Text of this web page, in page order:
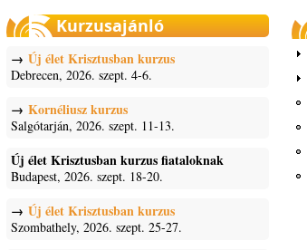
Kurzusajánló
Új élet Krisztusban kurzus
Debrecen, 2026. szept. 4-6.
Kornéliusz kurzus
Salgótarján, 2026. szept. 11-13.
Új élet Krisztusban kurzus fiataloknak
Budapest, 2026. szept. 18-20.
Új élet Krisztusban kurzus
Szombathely, 2026. szept. 25-27.